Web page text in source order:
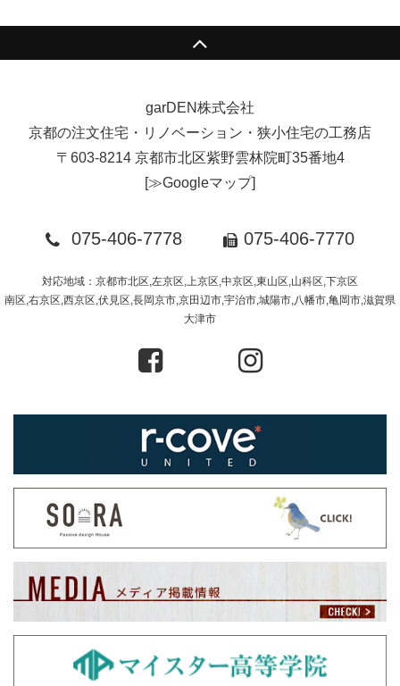
garDEN株式会社
京都の注文住宅・リノベーション・狭小住宅の工務店
〒603-8214 京都市北区紫野雲林院町35番地4
[≫Googleマップ]
075-406-7778 075-406-7770
対応地域：京都市北区,左京区,上京区,中京区,東山区,山科区,下京区
南区,右京区,西京区,伏見区,長岡京市,京田辺市,宇治市,城陽市,八幡市,亀岡市,滋賀県
大津市